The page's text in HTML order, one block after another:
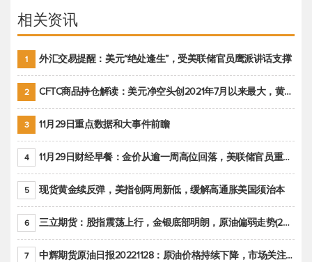
相关资讯
1 外汇交易提醒：美元“绝处逢生”，受美联储官员鹰派讲话支撑
2 CFTC商品持仓解读：美元净空头创2021年7月以来最大，黄金期货投机性净多头头寸减少
3 11月29日重点数据和大事件前瞻
4 11月29日财经早餐：金价从逾一周高位回落，美联储官员重申鹰派立场推动美元回升
5 现货黄金续反弹，美指创两周新低，缓解高通胀美国须治本
6 三立期货：股指震荡上行，金银底部明朗，原油偏弱走势(20221128收评)
7 中辉期货原油日报20221128：原油价格持续下降，市场关注OPEC+新一轮产能政策